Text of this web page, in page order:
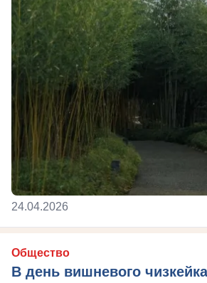
24.04.2026
Общество
В день вишневого